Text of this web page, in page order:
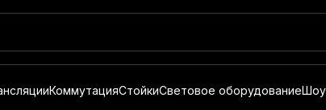
КоммутацияСтойкиСветовое оборудование